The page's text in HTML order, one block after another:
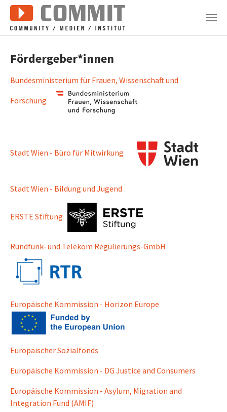
Zum Hauptinhalt springen
Fördergeber*innen
Bundesministerium für Frauen, Wissenschaft und
Forschung
Stadt Wien - Büro für Mitwirkung
Stadt Wien - Bildung und Jugend
ERSTE Stiftung
Rundfunk- und Telekom Regulierungs-GmbH
Europäische Kommission - Horizon Europe
Europäischer Sozialfonds
Europäische Kommission - DG Justice and Consumers
Europäische Kommission - Asylum, Migration and
Integration Fund (AMIF)